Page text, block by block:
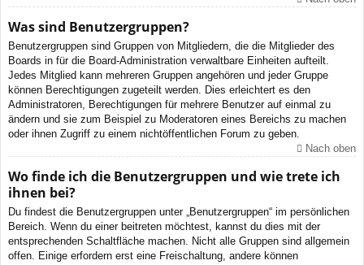
Was sind Benutzergruppen?
Benutzergruppen sind Gruppen von Mitgliedern, die die Mitglieder des
Boards in für die Board-Administration verwaltbare Einheiten aufteilt.
Jedes Mitglied kann mehreren Gruppen angehören und jeder Gruppe
können Berechtigungen zugeteilt werden. Dies erleichtert es den
Administratoren, Berechtigungen für mehrere Benutzer auf einmal zu
ändern und sie zum Beispiel zu Moderatoren eines Bereichs zu machen
oder ihnen Zugriff zu einem nichtöffentlichen Forum zu geben.
Nach oben
Wo finde ich die Benutzergruppen und wie trete ich
ihnen bei?
Du findest die Benutzergruppen unter „Benutzergruppen“ im persönlichen
Bereich. Wenn du einer beitreten möchtest, kannst du dies mit der
entsprechenden Schaltfläche machen. Nicht alle Gruppen sind allgemein
offen. Einige erfordern erst eine Freischaltung, andere können